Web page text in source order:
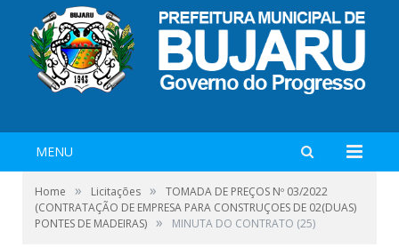
MENU
Home » Licitações »
TOMADA DE PREÇOS Nº 03/2022
(CONTRATAÇÃO DE EMPRESA PARA CONSTRUÇOES DE 02(DUAS)
PONTES DE MADEIRAS) » MINUTA DO CONTRATO (25)